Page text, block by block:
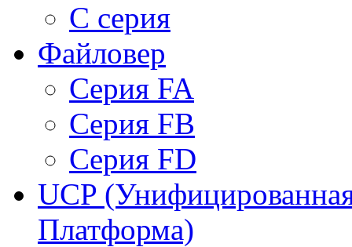
C серия
Файловер
Серия FA
Серия FB
Серия FD
UCP
Платформа)